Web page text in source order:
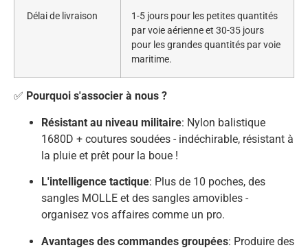
Délai de livraison
1-5 jours pour les petites quantités
par voie aérienne et 30-35 jours
pour les grandes quantités par voie
maritime.
✅ Pourquoi s'associer à nous ?
Résistant au niveau militaire: Nylon balistique
1680D + coutures soudées - indéchirable, résistant à
la pluie et prêt pour la boue !
L'intelligence tactique: Plus de 10 poches, des
sangles MOLLE et des sangles amovibles -
organisez vos affaires comme un pro.
Avantages des commandes groupées: Produire des